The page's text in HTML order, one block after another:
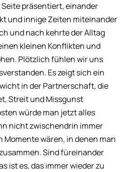
präsentiert, einander
und innige Zeiten miteinander
und nach kehrte der Alltag
kleinen Konflikten und
Plötzlich fühlen wir uns
Es zeigt sich ein
in der Partnerschaft, die
Streit und Missgunst
würde man jetzt alles
nicht zwischendrin immer
Momente wären, in denen man
Sind füreinander
ist es, das immer wieder zu